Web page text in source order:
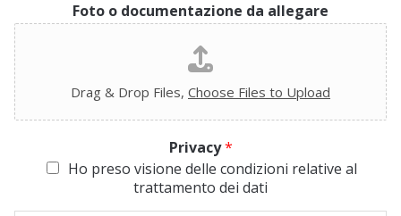
Foto o documentazione da allegare
Drag & Drop Files, Choose Files to Upload
Privacy*
Ho preso visione delle condizioni relative al
trattamento dei dati